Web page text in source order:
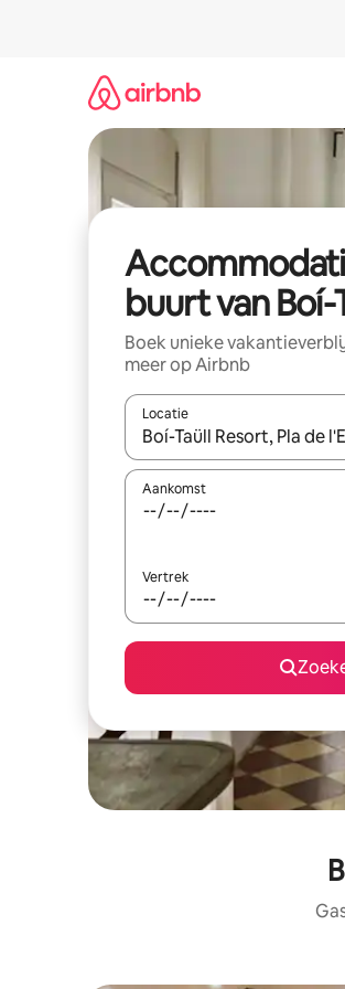
buurt van Boí-
Boek unieke
meer op Airbnb
Locatie
Wanneer er resultaten
Aankomst
Vertrek